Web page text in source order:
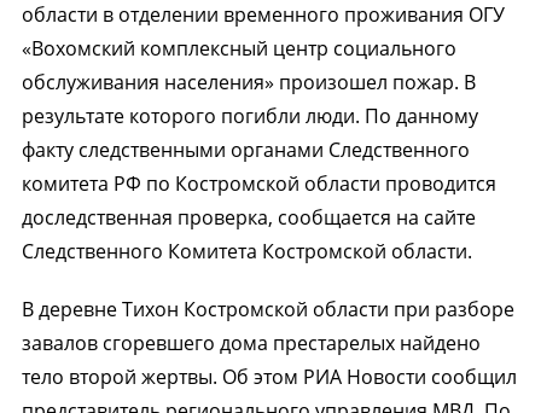
области в отделении временного проживания ОГУ
«Вохомский комплексный центр социального
обслуживания населения» произошел пожар. В
результате которого погибли люди. По данному
факту следственными органами Следственного
комитета РФ по Костромской области проводится
доследственная проверка, сообщается на сайте
Следственного Комитета Костромской области.
В деревне Тихон Костромской области при разборе
завалов сгоревшего дома престарелых найдено
тело второй жертвы. Об этом РИА Новости сообщил